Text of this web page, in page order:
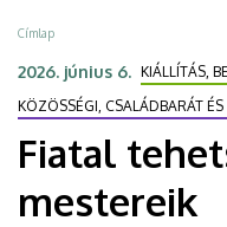
DEBRECENI
EGYETEM
Morzsa
Címlap
2026. június 6. KIÁLLÍTÁS,
KÖZÖSSÉGI, CSALÁDBARÁT
Fiatal
mestereik